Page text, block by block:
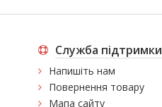
Служба підтримки
Напишіть нам
Повернення товару
Мапа сайту